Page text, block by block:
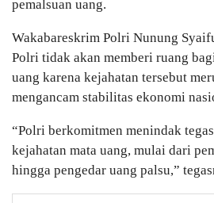
pemalsuan uang.
Wakabareskrim Polri Nunung
Polri tidak akan memberi ruang
uang karena kejahatan tersebut
mengancam stabilitas ekonomi
“Polri berkomitmen menindak
kejahatan mata uang, mulai dari
hingga pengedar uang palsu,”